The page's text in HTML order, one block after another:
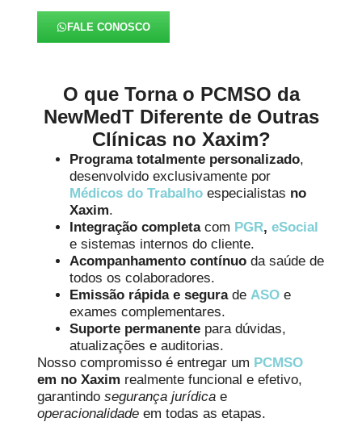
FALE CONOSCO
O que Torna o PCMSO da
NewMedT Diferente de Outras
Clínicas no Xaxim?
Programa totalmente personalizado,
desenvolvido exclusivamente por
Médicos do Trabalho especialistas no
Xaxim.
Integração completacom PGR,eSocial
e sistemas internos do cliente.
Acompanhamento contínuo da saúde de
todos os colaboradores.
Emissão rápida e segurade ASO e
exames complementares.
Suporte permanente para dúvidas,
atualizações e auditorias.
Nosso compromisso é entregar um PCMSO
em no Xaxim realmente funcional e efetivo,
garantindosegurança jurídica e
operacionalidade em todas as etapas.